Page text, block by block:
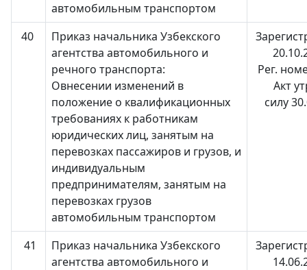
автомобильным транспортом
40
Приказ начальника Узбекского
агентства автомобильного и
речного транспорта:
Овнесении изменений в
положение о квалификационных
требованиях к работникам
юридических лиц, занятым на
перевозках пассажиров и грузов, и
индивидуальным
предпринимателям, занятым на
перевозках грузов
автомобильным транспортом
Рег.
Акт
силу
41
Приказ начальника Узбекского
агентства автомобильного и